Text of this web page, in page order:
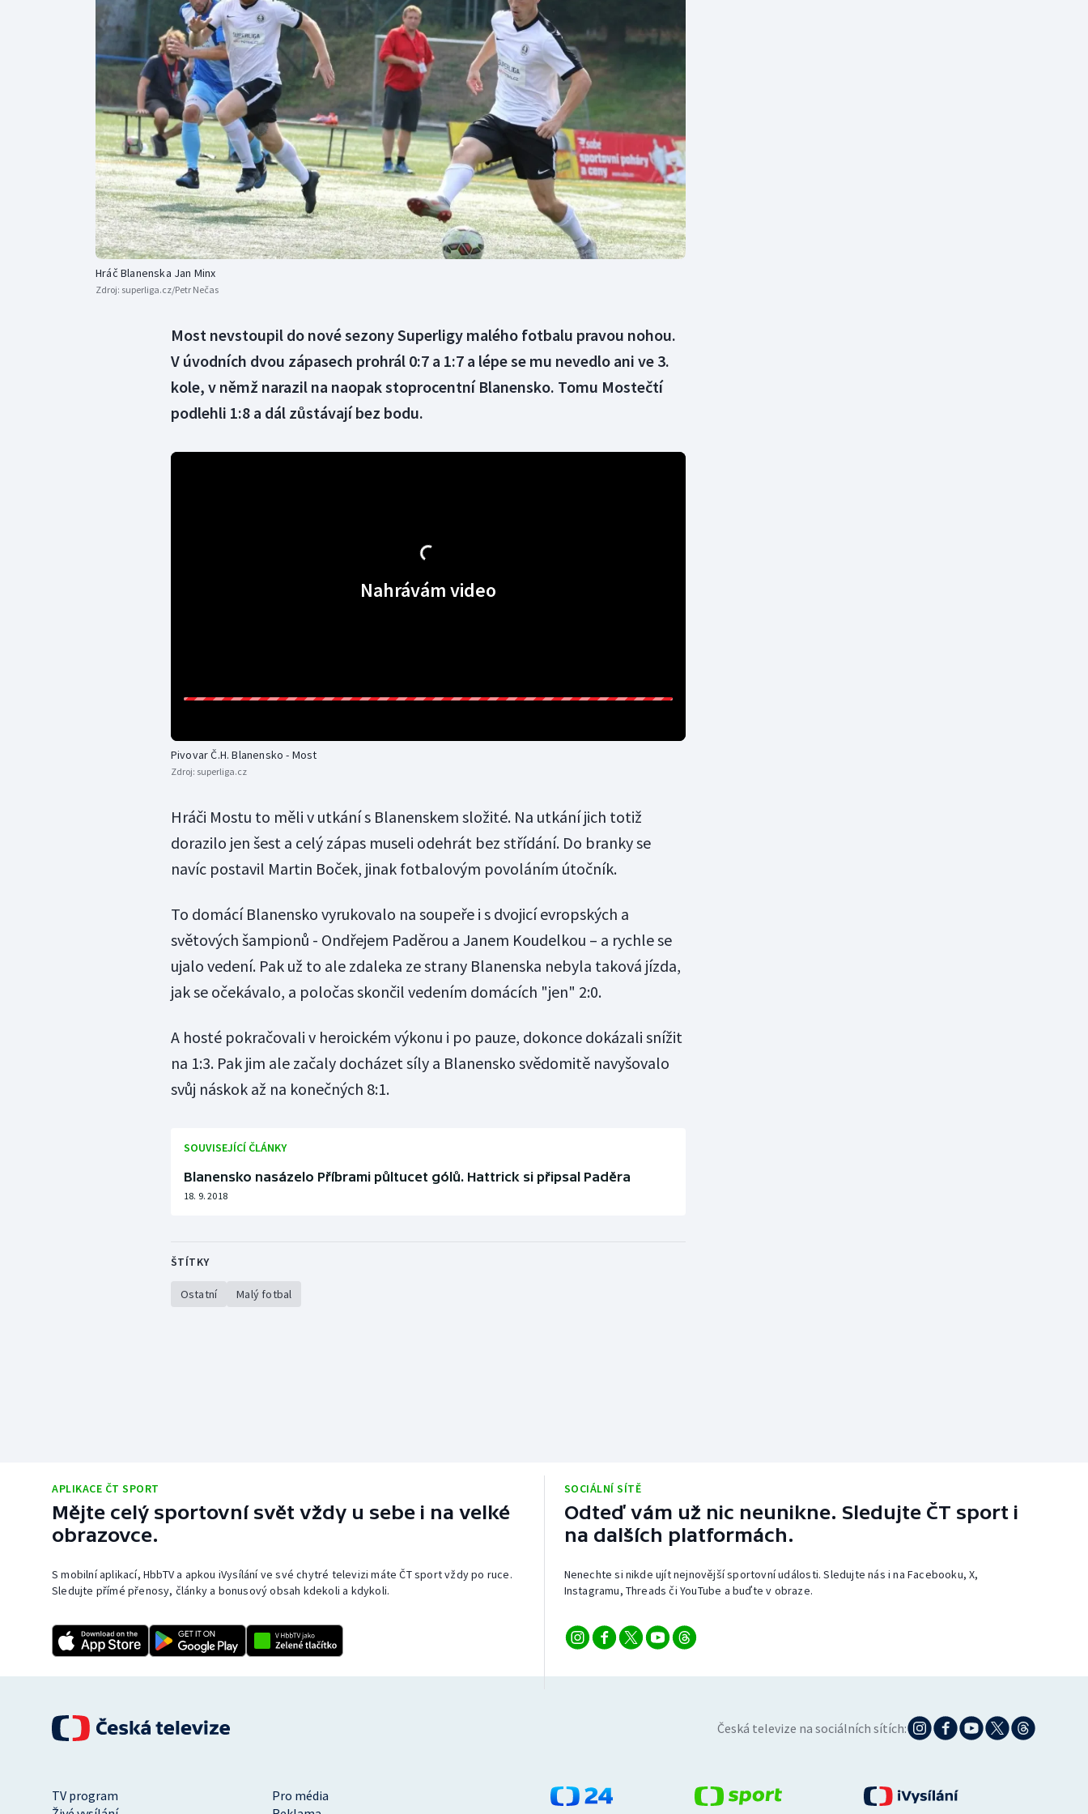
Curling
Dostihy
Florbal
Futsal
Golf
Gymnastika
Moderní pětiboj
Motorsport
Olympijské hry
Parasport
Plavání
Plážový volejbal
Veslování
Volejbal
Ostatní
Hráč Blanenska Jan Minx
Zdroj: superliga.cz/Petr Nečas
Most nevstoupil do nové sezony Superligy malého fotbalu pravou nohou.
V úvodních dvou zápasech prohrál 0:7 a 1:7 a lépe se mu nevedlo ani ve 3.
kole, v němž narazil na naopak stoprocentní Blanensko. Tomu Mostečtí
podlehli 1:8 a dál zůstávají bez bodu.
Nahrávám video
Pivovar Č.H. Blanensko - Most
Zdroj: superliga.cz
Hráči Mostu to měli v utkání s Blanenskem složité. Na utkání jich totiž
dorazilo jen šest a celý zápas museli odehrát bez střídání. Do branky se
navíc postavil Martin Boček, jinak fotbalovým povoláním útočník.
To domácí Blanensko vyrukovalo na soupeře i s dvojicí evropských a
světových šampionů - Ondřejem Paděrou a Janem Koudelkou – a rychle se
ujalo vedení. Pak už to ale zdaleka ze strany Blanenska nebyla taková jízda,
jak se očekávalo, a poločas skončil vedením domácích "jen" 2:0.
A hosté pokračovali v heroickém výkonu i po pauze, dokonce dokázali snížit
na 1:3. Pak jim ale začaly docházet síly a Blanensko svědomitě navyšovalo
svůj náskok až na konečných 8:1.
SOUVISEJÍCÍ ČLÁNKY
Blanensko nasázelo Příbrami půltucet gólů. Hattrick si připsal Paděra
18. 9. 2018
ŠTÍTKY
Ostatní Malý fotbal
APLIKACE ČT SPORT
Mějte celý sportovní svět vždy u sebe i na velké
obrazovce.
S mobilní aplikací, HbbTV a apkou iVysílání ve své chytré televizi máte ČT sport vždy po ruce.
Sledujte přímé přenosy, články a bonusový obsah kdekoli a kdykoli.
SOCIÁLNÍ SÍTĚ
Odteď vám už nic neunikne. Sledujte ČT sport i
na dalších platformách.
Nenechte si nikde ujít nejnovější sportovní události. Sledujte nás i na Facebooku, X,
Instagramu, Threads či YouTube a buďte v obraze.
Česká televize na sociálních sítích:
TV program
Pro média